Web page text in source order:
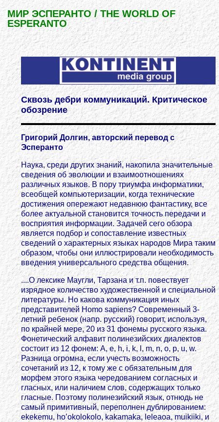
МИР ЭСПЕРАНТО / THE WORLD OF
ESPERANTO
Сквозь дебри коммуникаций. Критическое
обозрение
Григорий Долгин, авторский перевод с
Эсперанто
Наука, среди других знаний, накопила значительные
сведения об эволюции и взаимоотношениях
различных языков. В пору триумфа информатики,
всеобщей компьютеризации, когда технические
достижения опережают недавнюю фантастику, все
более актуальной становится точность передачи и
восприятия информации. Задачей сего обзора
является подбор и сопоставление известных
сведений о характерных языках народов Мира таким
образом, чтобы они иллюстрировали необходимость
введения универсального средства общения.
....О лексике Маугли, Тарзана и т.п. повествует
изрядное количество художественной и специальной
литературы. Но какова коммуникация иных
представителей Homo sapiens? Современный 3-
летний ребенок (напр. русский) говорит, используя,
по крайней мере, 20 из 31 фонемы русского языка.
Фонетический алфавит полинезийских диалектов
состоит из 12 фонем: A, e, h, i, k, l, m, n, o, p, u, w.
Разница огромна, если учесть возможность
сочетаний из 12, к тому же с обязательным для
морфем этого языка чередованием согласных и
гласных, или наличием слов, содержащих только
гласные. Поэтому полинезийский язык, отнюдь не
самый примитивный, переполнен дублированием:
ekekemu, ho’okolokolo, kakamaka, leleaoa, muikiiki, и